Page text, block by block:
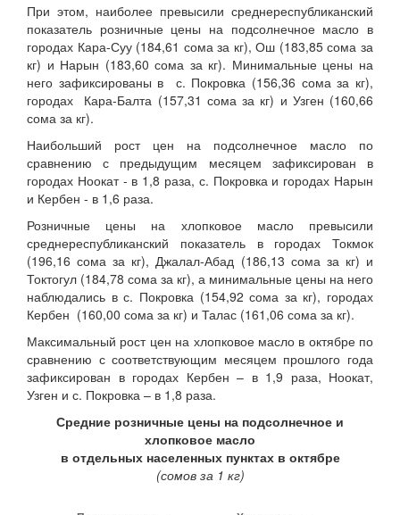
При этом, наиболее превысили среднереспубликанский
показатель розничные цены на подсолнечное масло в
городах Кара-Суу (184,61 сома за кг), Ош (183,85 сома за
кг) и Нарын (183,60 сома за кг). Минимальные цены на
него зафиксированы в с. Покровка (156,36 сома за кг),
городах Кара-Балта (157,31 сома за кг) и Узген (160,66
сома за кг).
Наибольший рост цен на подсолнечное масло по
сравнению с предыдущим месяцем зафиксирован в
городах Ноокат - в 1,8 раза, с. Покровка и городах Нарын
и Кербен - в 1,6 раза.
Розничные цены на хлопковое масло превысили
среднереспубликанский показатель в городах Токмок
(196,16 сома за кг), Джалал-Абад (186,13 сома за кг) и
Токтогул (184,78 сома за кг), а минимальные цены на него
наблюдались в с. Покровка (154,92 сома за кг), городах
Кербен (160,00 сома за кг) и Талас (161,06 сома за кг).
Максимальный рост цен на хлопковое масло в октябре по
сравнению с соответствующим месяцем прошлого года
зафиксирован в городах Кербен – в 1,9 раза, Ноокат,
Узген и с. Покровка – в 1,8 раза.
Средние розничные цены на подсолнечное и
хлопковое масло
в отдельных населенных пунктах в октябре
(сомов за 1 кг)